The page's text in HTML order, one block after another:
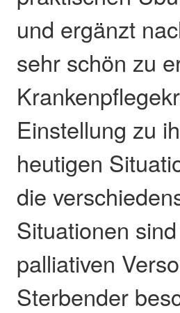
und ergänzt
sehr schön zu
Einstellung zu
heutigen
die
Situationen
palliativen
Sterbender